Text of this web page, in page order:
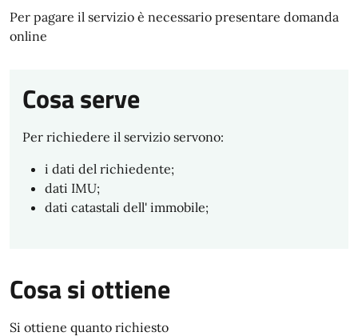
Per pagare il servizio è necessario presentare domanda
online
Cosa serve
Per richiedere il servizio servono:
i dati del richiedente;
dati IMU;
dati catastali dell' immobile;
Cosa si ottiene
Si ottiene quanto richiesto